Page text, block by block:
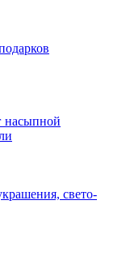
насыпной
свето-